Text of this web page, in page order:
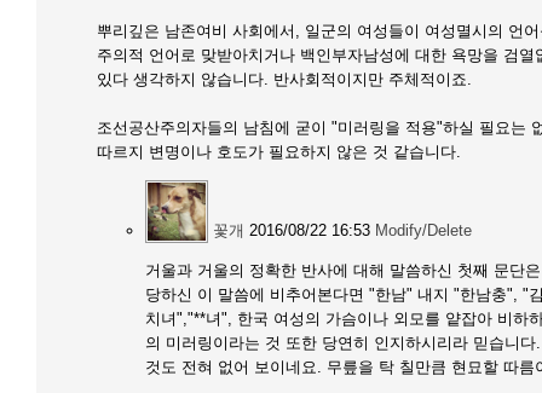
뿌리깊은 남존여비 사회에서, 일군의 여성들이 여성멸시의 언
주의적 언어로 맞받아치거나 백인부자남성에 대한 욕망을 검
있다 생각하지 않습니다. 반사회적이지만 주체적이죠.
조선공산주의자들의 남침에 굳이 "미러링을 적용"하실 필요는
따르지 변명이나 호도가 필요하지 않은 것 같습니다.
꽃개 2016/08/22 16:53 Modify/Delete
거울과 거울의 정확한 반사에 대해 말씀하신 첫째 문단
당하신 이 말씀에 비추어본다면 "한남" 내지 "한남충", "
치녀","**녀", 한국 여성의 가슴이나 외모를 얕잡아 비하
의 미러링이라는 것 또한 당연히 인지하시리라 믿습니
것도 전혀 없어 보이네요. 무릎을 탁 칠만큼 현묘할 따름